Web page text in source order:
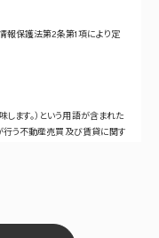
報保護法第2条第1項により定
ます。）という用語が含まれた
が行う不動産売買及び賃貸に関す
う対象となる事業者（サブラ